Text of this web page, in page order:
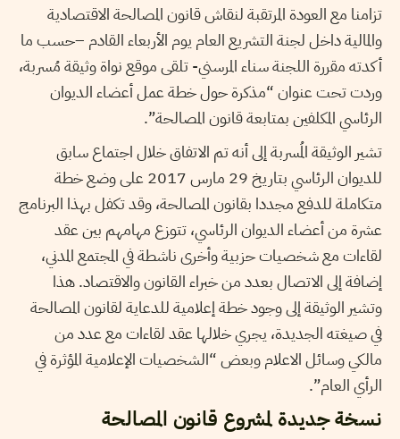
تزامنا مع العودة المرتقبة لنقاش قانون المصالحة الاقتصادية
والمالية داخل لجنة التشريع العام يوم الأربعاء القادم –حسب ما
أكدته مقررة اللجنة سناء المرسني- تلقى موقع نواة وثيقة مُسربة،
وردت تحت عنوان “مذكرة حول خطة عمل أعضاء الديوان
الرئاسي المكلفين بمتابعة قانون المصالحة”.
تشير الوثيقة المُسربة إلى أنه تم الاتفاق خلال اجتماع سابق
للديوان الرئاسي بتاريخ 29 مارس 2017 على وضع خطة
متكاملة للدفع مجددا بقانون المصالحة، وقد تكفل بهذا البرنامج
عشرة من أعضاء الديوان الرئاسي، تتوزع مهامهم بين عقد
لقاءات مع شخصيات حزبية وأخرى ناشطة في المجتمع المدني،
إضافة إلى الاتصال بعدد من خبراء القانون والاقتصاد. هذا
وتشير الوثيقة إلى وجود خطة إعلامية للدعاية لقانون المصالحة
في صيغته الجديدة، يجري خلالها عقد لقاءات مع عدد من
مالكي وسائل الاعلام وبعض “الشخصيات الإعلامية المؤثرة في
الرأي العام”.
نسخة جديدة لمشروع قانون المصالحة